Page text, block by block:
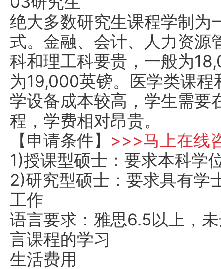
绝大多数研究生课程学制为
式。金融、会计、人力资源
科和理工科要贵，一般为
为19,000英镑。医学类课
学设备成本较高，学生需要
程，学费相对昂贵。
【申请条件】 >>>马上在线
1)授课型硕士：要求本科学
2)研究型硕士：要求具有学
工作
语言要求：雅思6.5以上，
言课程的学习
生活费用